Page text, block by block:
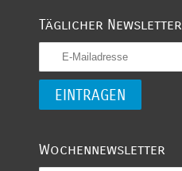
Täglicher Newsletter
Wochennewsletter